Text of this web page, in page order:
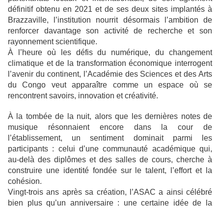
définitif obtenu en 2021 et de ses deux sites implantés à
Brazzaville, l’institution nourrit désormais l’ambition de
renforcer davantage son activité de recherche et son
rayonnement scientifique.
À l’heure où les défis du numérique, du changement
climatique et de la transformation économique interrogent
l’avenir du continent, l’Académie des Sciences et des Arts
du Congo veut apparaître comme un espace où se
rencontrent savoirs, innovation et créativité.
À la tombée de la nuit, alors que les dernières notes de
musique résonnaient encore dans la cour de
l’établissement, un sentiment dominait parmi les
participants : celui d’une communauté académique qui,
au-delà des diplômes et des salles de cours, cherche à
construire une identité fondée sur le talent, l’effort et la
cohésion.
Vingt-trois ans après sa création, l’ASAC a ainsi célébré
bien plus qu’un anniversaire : une certaine idée de la